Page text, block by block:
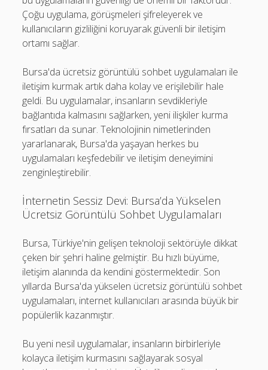
Çoğu uygulama, görüşmeleri şifreleyerek ve
kullanıcıların gizliliğini koruyarak güvenli bir iletişim
ortamı sağlar.
Bursa'da ücretsiz görüntülü sohbet uygulamaları ile
iletişim kurmak artık daha kolay ve erişilebilir hale
geldi. Bu uygulamalar, insanların sevdikleriyle
bağlantıda kalmasını sağlarken, yeni ilişkiler kurma
fırsatları da sunar. Teknolojinin nimetlerinden
yararlanarak, Bursa'da yaşayan herkes bu
uygulamaları keşfedebilir ve iletişim deneyimini
zenginleştirebilir.
İnternetin Sessiz Devi: Bursa’da Yükselen
Ücretsiz Görüntülü Sohbet Uygulamaları
Bursa, Türkiye'nin gelişen teknoloji sektörüyle dikkat
çeken bir şehri haline gelmiştir. Bu hızlı büyüme,
iletişim alanında da kendini göstermektedir. Son
yıllarda Bursa'da yükselen ücretsiz görüntülü sohbet
uygulamaları, internet kullanıcıları arasında büyük bir
popülerlik kazanmıştır.
Bu yeni nesil uygulamalar, insanların birbirleriyle
kolayca iletişim kurmasını sağlayarak sosyal